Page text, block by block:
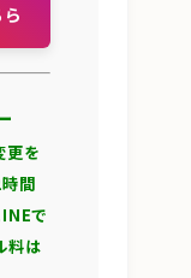
更を
間
で
料は